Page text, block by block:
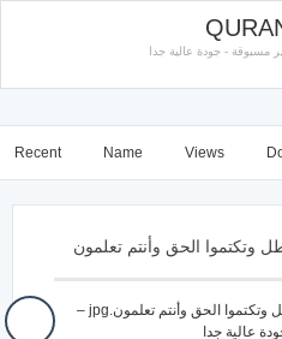
مسبوقة - جودة عالية جدا
Recent Name Views